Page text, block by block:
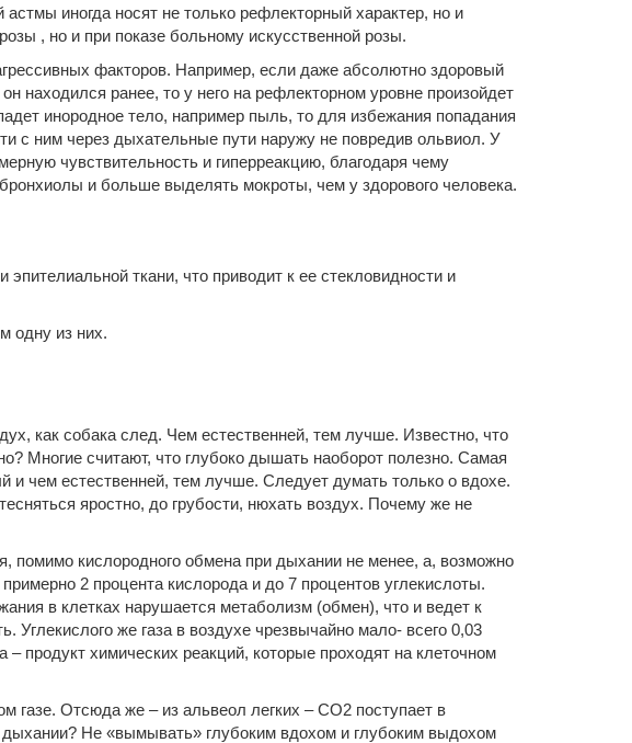
иногда носят не только рефлекторный характер, но и
, но и при показе больному искусственной розы.
факторов. Например, если даже абсолютно здоровый
находился ранее, то у него на рефлекторном уровне произойдет
инородное тело, например пыль, то для избежания попадания
с ним через дыхательные пути наружу не повредив ольвиол. У
чувствительность и гиперреакцию, благодаря чему
и больше выделять мокроты, чем у здорового человека.
ткани, что приводит к ее стекловидности и
одну из них.
как собака след. Чем естественней, тем лучше. Известно, что
Многие считают, что глубоко дышать наоборот полезно. Самая
и чем естественней, тем лучше. Следует думать только о вдохе.
яростно, до грубости, нюхать воздух. Почему же не
помимо кислородного обмена при дыхании не менее, а, возможно
2 процента кислорода и до 7 процентов углекислоты.
в клетках нарушается метаболизм (обмен), что и ведет к
Углекислого же газа в воздухе чрезвычайно мало- всего 0,03
продукт химических реакций, которые проходят на клеточном
газе. Отсюда же – из альвеол легких – СО2 поступает в
дыхании? Не «вымывать» глубоким вдохом и глубоким выдохом